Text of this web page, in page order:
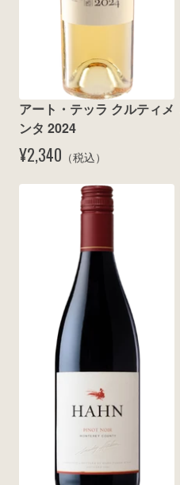
アート・テッラ クルティメ
ンタ 2024
¥2,340 （税込）